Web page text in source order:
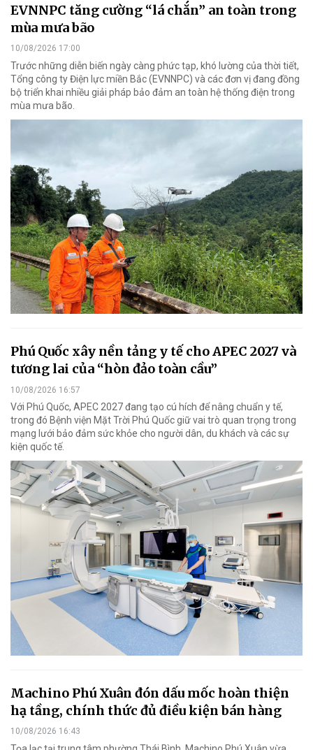
EVNNPC tăng cường “lá chắn” an toàn trong
mùa mưa bão
10/08/2026 17:00
Trước những diễn biến ngày càng phức tạp, khó lường của thời tiết,
Tổng công ty Điện lực miền Bắc (EVNNPC) và các đơn vị đang đồng
bộ triển khai nhiều giải pháp bảo đảm an toàn hệ thống điện trong
mùa mưa bão.
Phú Quốc xây nền tảng y tế cho APEC 2027 và
tương lai của “hòn đảo toàn cầu”
10/08/2026 16:57
Với Phú Quốc, APEC 2027 đang tạo cú hích để nâng chuẩn y tế,
trong đó Bệnh viện Mặt Trời Phú Quốc giữ vai trò quan trọng trong
mạng lưới bảo đảm sức khỏe cho người dân, du khách và các sự
kiện quốc tế.
Machino Phú Xuân đón dấu mốc hoàn thiện
hạ tầng, chính thức đủ điều kiện bán hàng
10/08/2026 16:43